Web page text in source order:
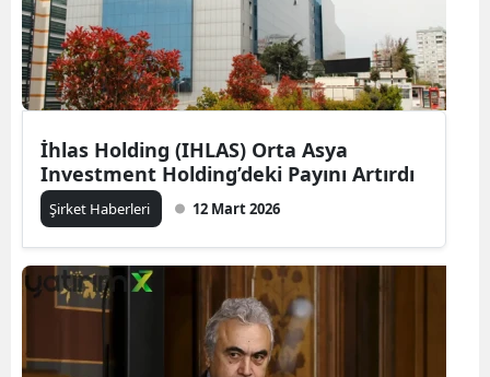
İhlas Holding (IHLAS) Orta Asya
Investment Holding’deki Payını Artırdı
Şirket Haberleri 12 Mart 2026